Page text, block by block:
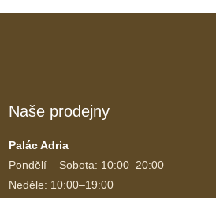
Naše prodejny
Palác Adria
Pondělí – Sobota: 10:00–20:00
Neděle: 10:00–19:00